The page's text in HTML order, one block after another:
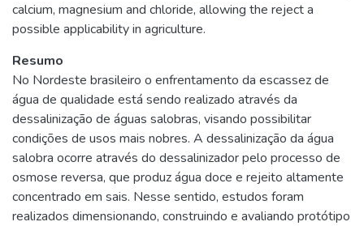
calcium, magnesium and chloride, allowing the reject a
possible applicability in agriculture.
Resumo
No Nordeste brasileiro o enfrentamento da escassez de
água de qualidade está sendo realizado através da
dessalinização de águas salobras, visando possibilitar
condições de usos mais nobres. A dessalinização da água
salobra ocorre através do dessalinizador pelo processo de
osmose reversa, que produz água doce e rejeito altamente
concentrado em sais. Nesse sentido, estudos foram
realizados dimensionando, construindo e avaliando protótipo